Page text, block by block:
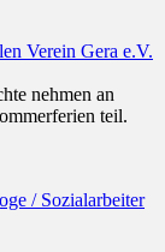
Verein Gera e.V.
nehmen an
teil.
/ Sozialarbeiter